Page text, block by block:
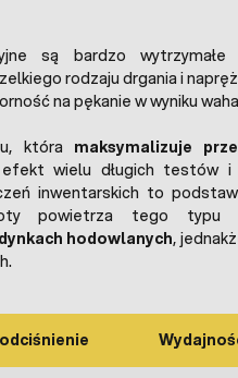
są bardzo wytrzymałe
rodzaju drgania i
na pękanie w wyniku
która maksymalizuje
wielu długich testów i
inwentarskich to
powietrza tego
hodowlanych,